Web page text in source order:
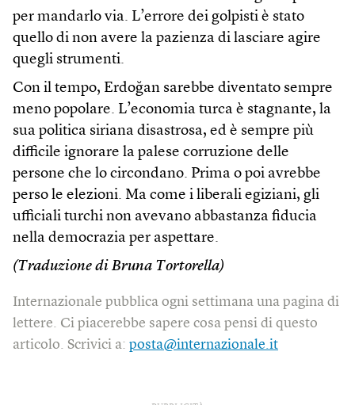
per mandarlo via. L’errore dei golpisti è stato
quello di non avere la pazienza di lasciare agire
quegli strumenti.
Con il tempo, Erdoğan sarebbe diventato sempre
meno popolare. L’economia turca è stagnante, la
sua politica siriana disastrosa, ed è sempre più
difficile ignorare la palese corruzione delle
persone che lo circondano. Prima o poi avrebbe
perso le elezioni. Ma come i liberali egiziani, gli
ufficiali turchi non avevano abbastanza fiducia
nella democrazia per aspettare.
(Traduzione di Bruna Tortorella)
Internazionale pubblica ogni settimana una pagina di
lettere. Ci piacerebbe sapere cosa pensi di questo
articolo. Scrivici a: posta@internazionale.it